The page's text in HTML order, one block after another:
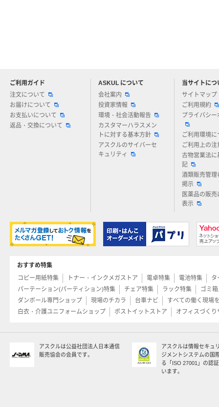
ご利用ガイド
注文について
お届けについて
お支払いについて
返品・交換について
ASKUL について
会社案内
投資家情報
環境・社会活動報告
カスタマーハラスメン
トに対する基本方針
アスクルのサイバーセ
キュリティ
当サイトにつ
サイトマップ
ご利用規約
プライバシー
ご利用環境に
ご利用上の注
古物営業法に
記
酒類販売管理
掲示
医薬品の販売
表示
アスクルについてお気軽にご質問ください
おすすめ特集
コピー用紙特集
トナー・インクメガストア 電卓特集 電池特集
タ
パーテーション(パーティション)特集
チェア特集 ラック特集
ゴミ
ダンボール専門ショップ
現場のチカラ 台車ナビ
すべての働く現場
白衣・介護ユニフォームショップ
ポストイットストア オフィスづくり
アスクルは公益社団法人日本通信
販売協会の会員です。
アスクルは情報セキュ
ジメントシステムの国
る「ISO 27001」の認
います。